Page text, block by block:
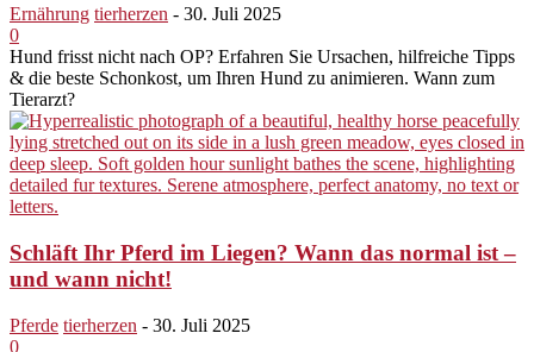
Ernährung tierherzen - 30. Juli 2025
0
Hund frisst nicht nach OP? Erfahren Sie Ursachen, hilfreiche Tipps
& die beste Schonkost, um Ihren Hund zu animieren. Wann zum
Tierarzt?
Schläft Ihr Pferd im Liegen? Wann das normal ist –
und wann nicht!
Pferde tierherzen - 30. Juli 2025
0